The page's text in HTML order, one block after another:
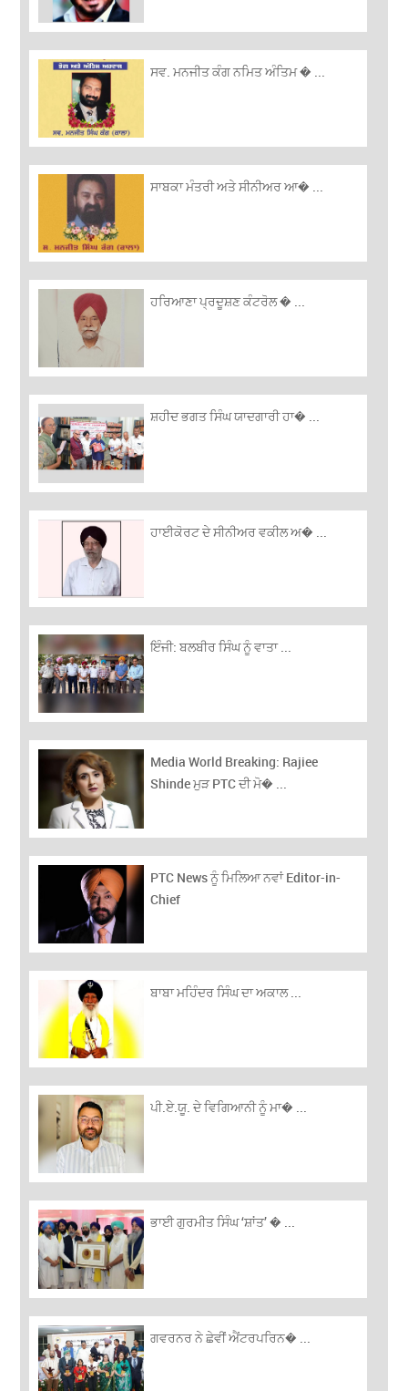
ਸਵ. ਮਨਜੀਤ ਕੰਗ ਨਮਿਤ ਅੰਤਿਮ � ...
ਸਾਬਕਾ ਮੰਤਰੀ ਅਤੇ ਸੀਨੀਅਰ ਆ� ...
ਹਰਿਆਣਾ ਪ੍ਰਦੂਸ਼ਣ ਕੰਟਰੋਲ � ...
ਸ਼ਹੀਦ ਭਗਤ ਸਿੰਘ ਯਾਦਗਾਰੀ ਹਾ� ...
ਹਾਈਕੋਰਟ ਦੇ ਸੀਨੀਅਰ ਵਕੀਲ ਅ� ...
ਇੰਜੀ: ਬਲਬੀਰ ਸਿੰਘ ਨੂੰ ਵਾਤਾ ...
Media World Breaking: Rajiee
Shinde ਮੁੜ PTC ਦੀ ਮੋ� ...
PTC News ਨੂੰ ਮਿਲਿਆ ਨਵਾਂ Editor-in-
Chief
ਬਾਬਾ ਮਹਿੰਦਰ ਸਿੰਘ ਦਾ ਅਕਾਲ ...
ਪੀ.ਏ.ਯੂ. ਦੇ ਵਿਗਿਆਨੀ ਨੂੰ ਮਾ� ...
ਭਾਈ ਗੁਰਮੀਤ ਸਿੰਘ ‘ਸ਼ਾਂਤ’ � ...
ਗਵਰਨਰ ਨੇ ਛੇਵੀਂ ਐਂਟਰਪਰਿਨ� ...